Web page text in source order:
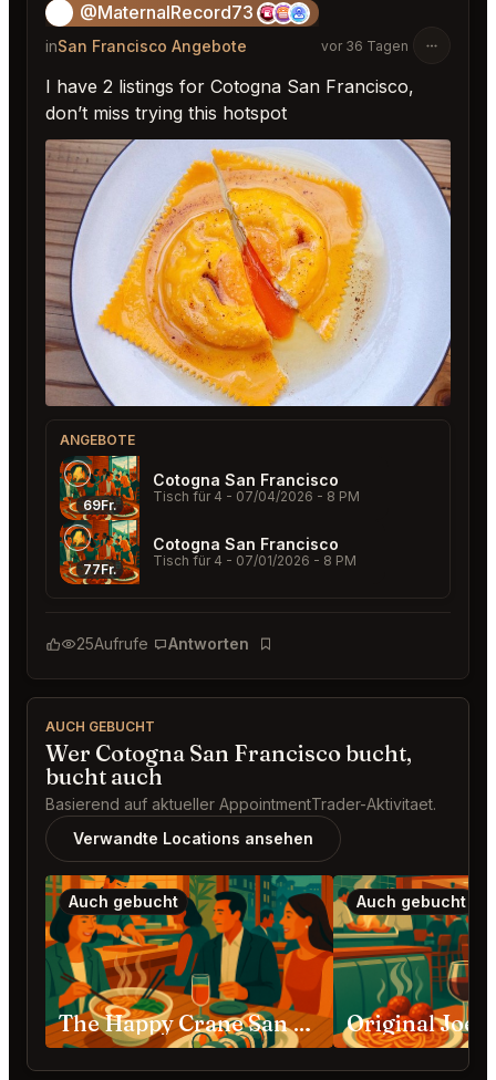
@MaternalRecord73
inSan Francisco Angebote vor 36 Tagen
I have 2 listings for Cotogna San Francisco,
don’t miss trying this hotspot
ANGEBOTE
69Fr.
Cotogna San Francisco
Tisch für 4 - 07/04/2026 - 8 PM
77Fr.
Cotogna San Francisco
Tisch für 4 - 07/01/2026 - 8 PM
25Aufrufe Antworten
Lesezeichen
AUCH GEBUCHT
Wer Cotogna San Francisco bucht,
bucht auch
Basierend auf aktueller AppointmentTrader-Aktivitaet.
Verwandte Locations ansehen
Auch gebucht
The Happy Crane San Francisco
Auch gebucht